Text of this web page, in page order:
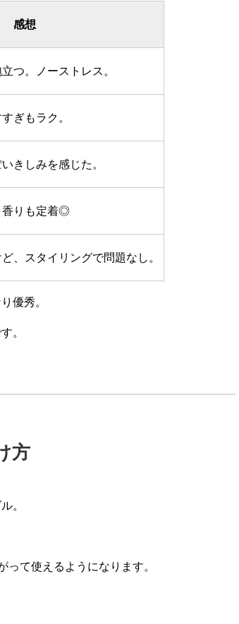
感想
つ。ノーストレス。
ぎもラク。
きしみを感じた。
香りも定着◎
、スタイリングで問題なし。
優秀。
。
方
。
って使えるようになります。